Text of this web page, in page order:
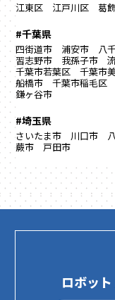
江東区 江戸川区 葛
#千葉県
四街道市 浦安市 八
習志野市
我孫子市
千葉市若葉区
千葉市
船橋市
千葉市稲毛区
鎌ヶ谷市
#埼玉県
さいたま市 川口市
蕨市
戸田市
ロボッ